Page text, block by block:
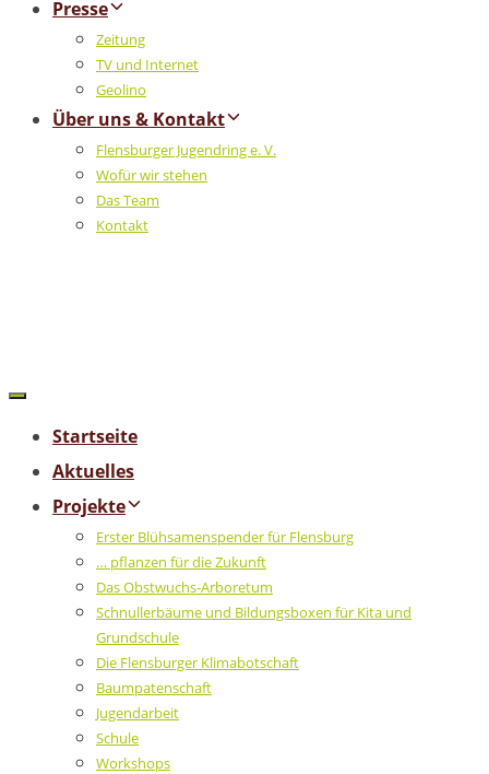
Presse
Zeitung
TV und Internet
Geolino
Über uns & Kontakt
Flensburger Jugendring e. V.
Wofür wir stehen
Das Team
Kontakt
Startseite
Aktuelles
Projekte
Erster Blühsamenspender für Flensburg
… pflanzen für die Zukunft
Das Obstwuchs-Arboretum
Schnullerbäume und Bildungsboxen für Kita und
Grundschule
Die Flensburger Klimabotschaft
Baumpatenschaft
Jugendarbeit
Schule
Workshops